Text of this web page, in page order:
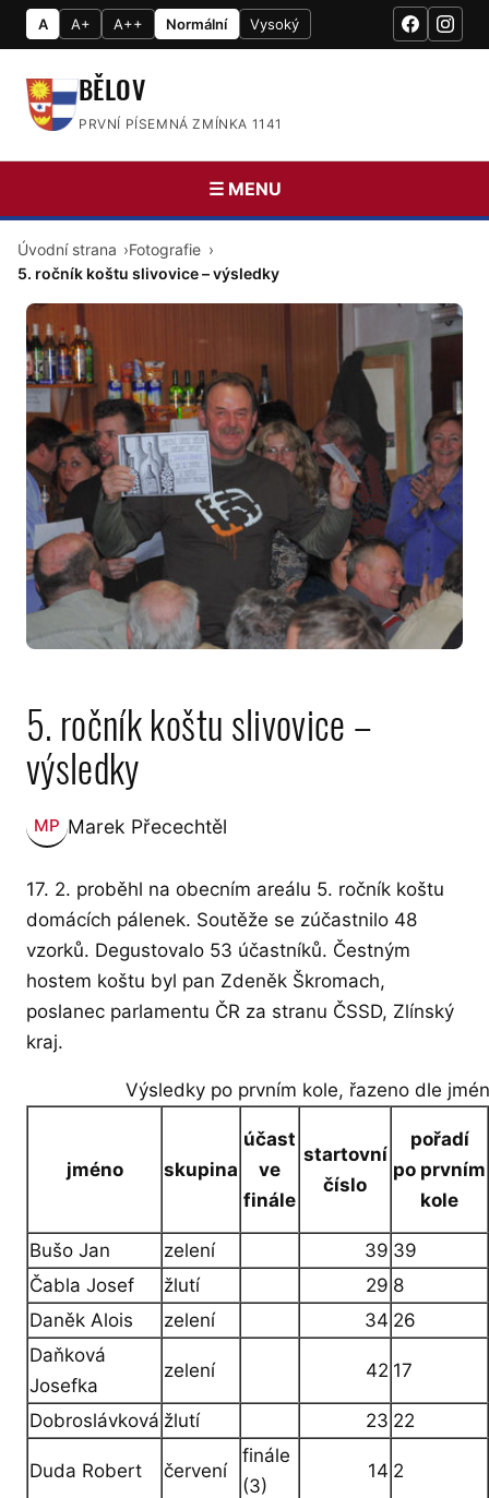
A A+ A++ Normální Vysoký
BĚLOV
PRVNÍ PÍSEMNÁ ZMÍNKA 1141
☰ MENU
Úvodní strana
Fotografie
5. ročník koštu slivovice – výsledky
5. ročník koštu slivovice –
výsledky
MP Zveřejnil:
Marek Přecechtěl
17. 2. proběhl na obecním areálu 5. ročník koštu
domácích pálenek. Soutěže se zúčastnilo 48
vzorků. Degustovalo 53 účastníků. Čestným
hostem koštu byl pan Zdeněk Škromach,
poslanec parlamentu ČR za stranu ČSSD, Zlínský
kraj.
Výsledky po prvním kole, řazeno dle
jméno skupina
účast
ve
finále
startovní
číslo
pořadí
po prvním
kole
Bušo Jan zelení 39 39
Čabla Josef
žlutí 29 8
Daněk Alois
zelení 34 26
Daňková
Josefka
zelení 42 17
Dobroslávková žlutí 23 22
Duda Robert červení
finále
(3)
14 2